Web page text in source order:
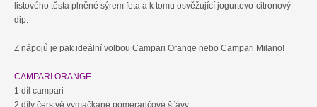
listového těsta plněné sýrem feta a k tomu osvěžující jogurtovo-citronový
dip.
Z nápojů je pak ideální volbou Campari Orange nebo Campari Milano!
CAMPARI ORANGE
1 díl campari